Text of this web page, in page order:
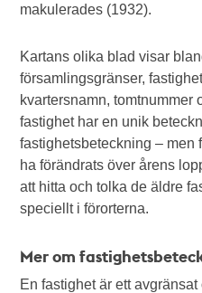
makulerades (1932).
Kartans olika blad visar
församlingsgränser,
kvartersnamn, tomtnummer
fastighet har en unik
fastighetsbeteckning – men
ha förändrats över årens
att hitta och tolka de äldre
speciellt i förorterna.
Mer om
En fastighet är ett